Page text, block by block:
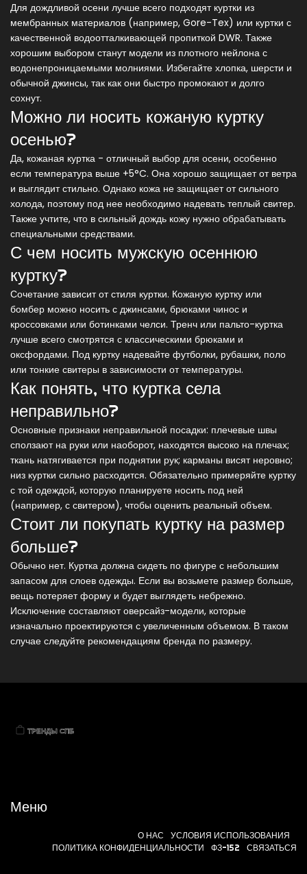
Для дождливой осени лучше всего подходят куртки из
мембранных материалов (например, Gore-Tex) или куртки с
качественной водоотталкивающей пропиткой DWR. Также
хорошим выбором станут модели из плотного нейлона с
водонепроницаемыми молниями. Избегайте хлопка, шерсти и
обычной джинсы, так как они быстро промокают и долго
сохнут.
Можно ли носить кожаную куртку
осенью?
Да, кожаная куртка - отличный выбор для осени, особенно
если температура выше +5°C. Она хорошо защищает от ветра
и выглядит стильно. Однако кожа не защищает от сильного
холода, поэтому под нее необходимо надевать теплый свитер.
Также учтите, что в сильный дождь кожу нужно обрабатывать
специальными средствами.
С чем носить мужскую осеннюю
куртку?
Сочетание зависит от стиля куртки. Кожаную куртку или
бомбер можно носить с джинсами, брюками чинос и
кроссовками или ботинками челси. Тренч или пальто-куртка
лучше всего смотрятся с классическими брюками и
оксфордами. Под куртку надевайте футболки, рубашки, поло
или тонкие свитеры в зависимости от температуры.
Как понять, что куртка села
неправильно?
Основные признаки неправильной посадки: плечевые швы
сползают на руки или наоборот, находятся высоко на плечах;
ткань натягивается при поднятии рук; карманы висят неровно;
низ куртки сильно расходится. Обязательно примеряйте куртку
с той одеждой, которую планируете носить под ней
(например, с свитером), чтобы оценить реальный объем.
Стоит ли покупать куртку на размер
больше?
Обычно нет. Куртка должна сидеть по фигуре с небольшим
запасом для слоев одежды. Если вы возьмете размер больше,
вещь потеряет форму и будет выглядеть небрежно.
Исключение составляют оверсайз-модели, которые
изначально проектируются с увеличенным объемом. В таком
случае следуйте рекомендациям бренда по размеру.
Меню
О НАС
УСЛОВИЯ ИСПОЛЬЗОВАНИЯ
ПОЛИТИКА КОНФИДЕНЦИАЛЬНОСТИ
ФЗ-152 СВЯЗАТЬСЯ